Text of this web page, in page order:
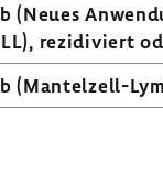
(Neues
rezi­di­viert
(Mantelzell-​